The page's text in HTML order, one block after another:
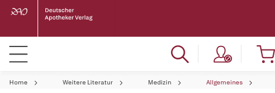
Home Weitere Literatur Medizin Allgemeines